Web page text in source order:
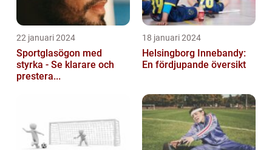
22 januari 2024
Sportglasögon med
styrka - Se klarare och
prestera...
18 januari 2024
Helsingborg Innebandy:
En fördjupande översikt